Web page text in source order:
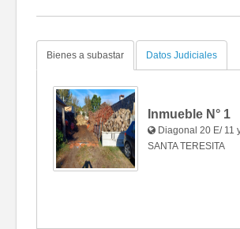
Bienes a subastar Datos Judiciales
Inmueble N° 1
Diagonal 20 E/ 11
SANTA TERESITA